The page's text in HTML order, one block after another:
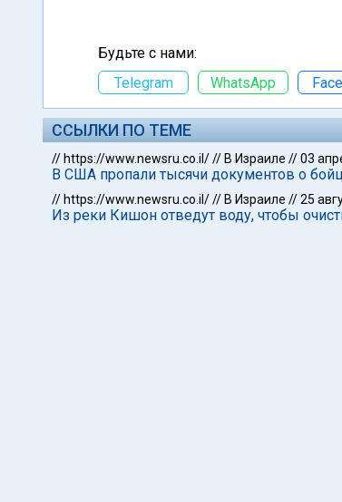
Будьте с нами:
Telegram
WhatsApp
ССЫЛКИ ПО ТЕМЕ
// https://www.newsru.co.il/// В Израиле //03
В США пропали тысячи документов о
// https://www.newsru.co.il/// В Израиле //25
Из реки Кишон отведут воду, чтобы